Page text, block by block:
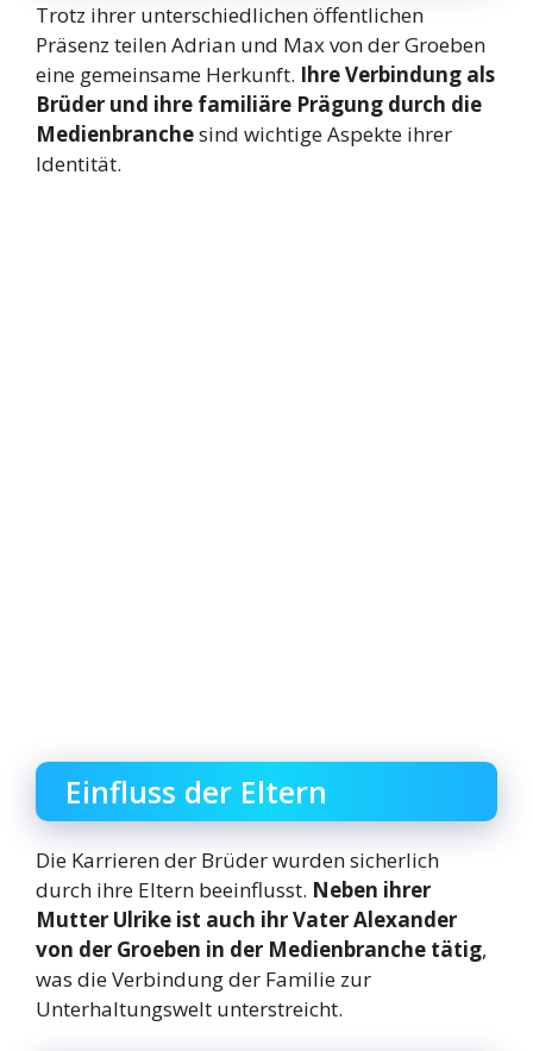
Trotz ihrer unterschiedlichen öffentlichen
Präsenz teilen Adrian und Max von der Groeben
eine gemeinsame Herkunft. Ihre Verbindung als
Brüder und ihre familiäre Prägung durch die
Medienbranchesind wichtige Aspekte ihrer
Identität.
Einfluss der Eltern
Die Karrieren der Brüder wurden sicherlich
durch ihre Eltern beeinflusst. Neben ihrer
Mutter Ulrike ist auch ihr Vater Alexander
von der Groeben in der Medienbranche tätig,
was die Verbindung der Familie zur
Unterhaltungswelt unterstreicht.